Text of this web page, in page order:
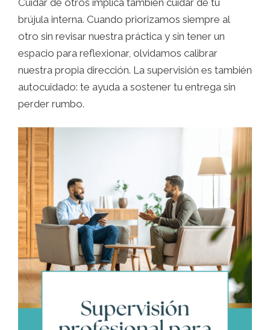
brújula interna. Cuando priorizamos siempre al
otro sin revisar nuestra práctica y sin tener un
espacio para reflexionar, olvidamos calibrar
nuestra propia dirección. La supervisión es también
autocuidado: te ayuda a sostener tu entrega sin
perder rumbo.